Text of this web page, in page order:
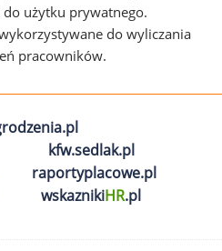
do użytku prywatnego.
do wyliczania
pracowników.
kfw.sedlak.pl
raportyplacowe.pl
wskaznikiHR.pl